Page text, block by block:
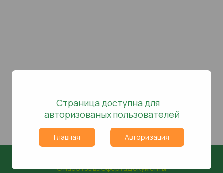
Страница доступна для
авторизованых пользователей
Главная Авторизация
О насОтзывыОфертаДокументы